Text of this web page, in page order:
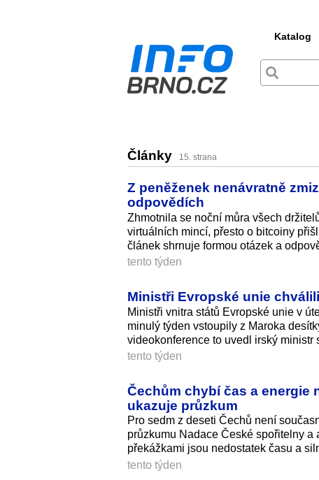
Katalog
Články 15. strana
Z peněženek nenávratně
odpovědích
Zhmotnila se noční můra všech
virtuálních mincí, přesto o bitcoiny
článek shrnuje formou otázek a
tento týden
Ministři Evropské unie
Ministři vnitra států Evropské unie v
minulý týden vstoupily z Maroka
videokonference to uvedl irský ministr
tento týden
Čechům chybí čas a energie
ukazuje průzkum
Pro sedm z deseti Čechů není
průzkumu Nadace České spořitelny
překážkami jsou nedostatek času a
tento týden